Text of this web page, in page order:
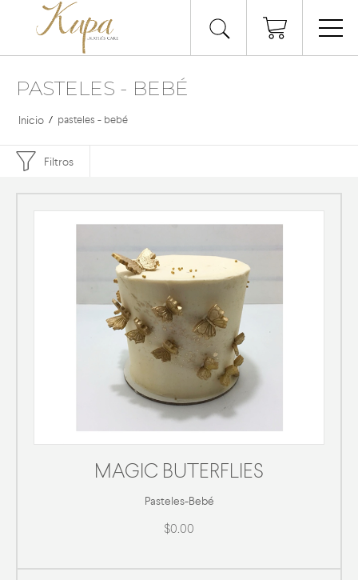
PASTELES - BEBÉ
Inicio / pasteles - bebé
Filtros
MAGIC BUTERFLIES
Pasteles-Bebé
$0.00